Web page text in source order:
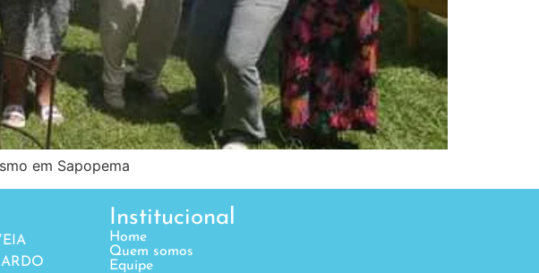
em Sapopema
Institucional
Home
Quem somos
Equipe